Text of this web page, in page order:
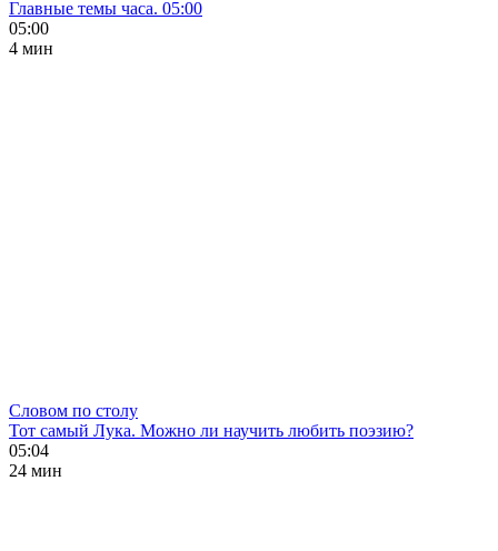
Главные темы часа. 05:00
05:00
4 мин
Словом по столу
Тот самый Лука. Можно ли научить любить поэзию?
05:04
24 мин